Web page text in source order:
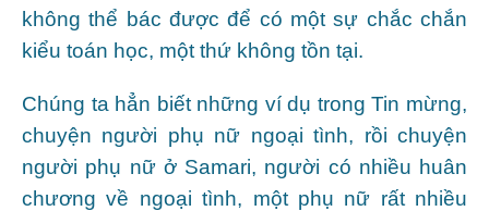
không thể bác được để có một sự chắc chắn
kiểu toán học, một thứ không tồn tại.
Chúng ta hẳn biết những ví dụ trong Tin mừng,
chuyện người phụ nữ ngoại tình, rồi chuyện
người phụ nữ ở Samari, người có nhiều huân
chương về ngoại tình, một phụ nữ rất nhiều